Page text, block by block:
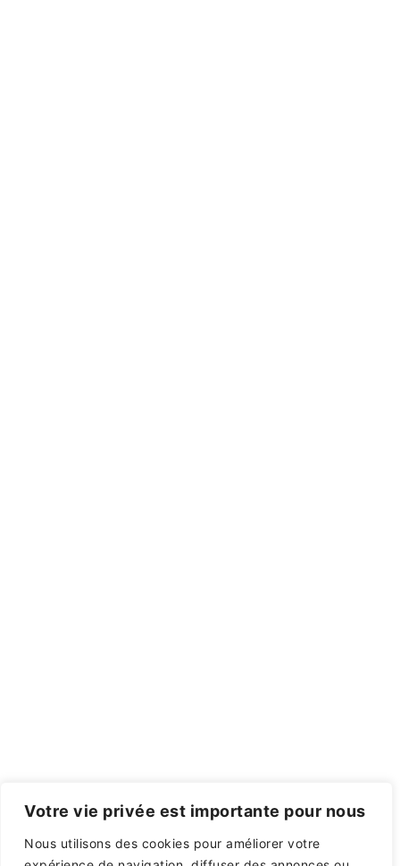
Votre vie privée est importante pour nous
Nous utilisons des cookies pour améliorer votre